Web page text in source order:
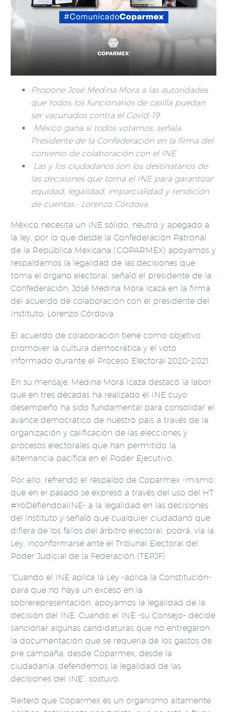
Propone José Medina Mora a las autoridades
que todos los funcionarios de casilla puedan
ser vacunados contra el Covid-19
México gana si todos votamos, señala
Presidente de la Confederación en la firma del
convenio de colaboración con el INE
Las y los ciudadanos son los destinatarios de
las decisiones que toma el INE para garantizar
equidad, legalidad, imparcialidad y rendición
de cuentas.- Lorenzo Córdova
México necesita un INE sólido, neutro y apegado a
la ley, por lo que desde la Confederación Patronal
de la República Mexicana (COPARMEX) apoyamos y
respaldamos la legalidad de las decisiones que
toma el órgano electoral, señaló el presidente de la
Confederación, José Medina Mora Icaza en la firma
del acuerdo de colaboración con el presidente del
Instituto, Lorenzo Córdova.
El acuerdo de colaboración tiene como objetivo
promover la cultura democrática y el voto
informado durante el Proceso Electoral 2020-2021.
En su mensaje, Medina Mora Icaza destacó la labor
que en tres décadas ha realizado el INE cuyo
desempeño ha sido fundamental para consolidar el
avance democrático de nuestro país a través de la
organización y calificación de las elecciones y
procesos electorales que han permitido la
alternancia pacífica en el Poder Ejecutivo.
Por ello, refrendó el respaldo de Coparmex -mismo
que en el pasado se expresó a través del uso del HT
#YoDefiendoalINE- a la legalidad en las decisiones
del instituto y señaló que cualquier ciudadano que
difiera de los fallos del árbitro electoral, podrá, vía la
Ley, inconformarse ante el Tribunal Electoral del
Poder Judicial de la Federación (TEPJF).
“Cuando el INE aplica la Ley -aplica la Constitución-
para que no haya un exceso en la
sobrerepresentación, apoyamos la legalidad de la
decisión del INE. Cuando el INE -su Consejo- decide
sancionar algunas candidaturas que no entregaron
la documentación que se requería de los gastos de
pre campaña, desde Coparmex, desde la
ciudadanía, defendemos la legalidad de las
decisiones del INE”, sostuvo.
Reiteró que Coparmex es un organismo altamente